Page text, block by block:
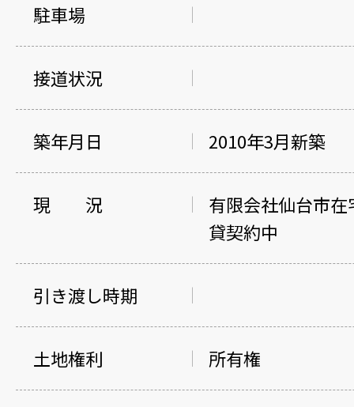
駐車場
接道状況
築年月日 2010年3月新築
現 況
有限会社仙台市
貸契約中
引き渡し時期
土地権利 所有権